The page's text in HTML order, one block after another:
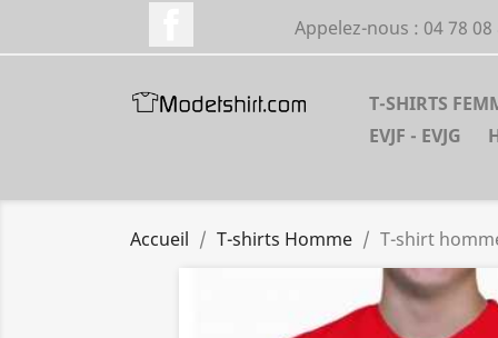
Appelez-nous : 04 78 08
T-SHIRTS
EVJF - EVJG
Accueil T-shirts Homme T-shirt